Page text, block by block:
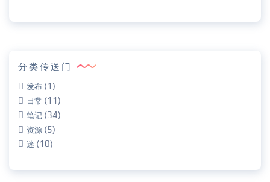
分类传送门
发布 (1)
日常 (11)
笔记 (34)
资源 (5)
迷 (10)